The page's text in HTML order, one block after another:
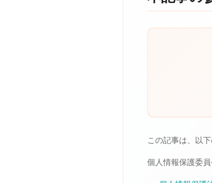
この記事は、以
個人情報保護委員